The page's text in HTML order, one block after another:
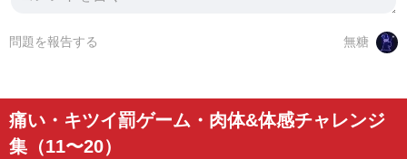
無糖
問題を報告する
痛い・キツイ罰ゲーム・肉体&体感チャレンジ
集（11〜20）